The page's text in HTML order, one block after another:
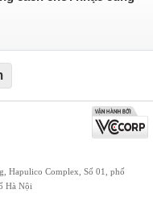
Hapulico Complex, Số 01, phố
Hà Nội